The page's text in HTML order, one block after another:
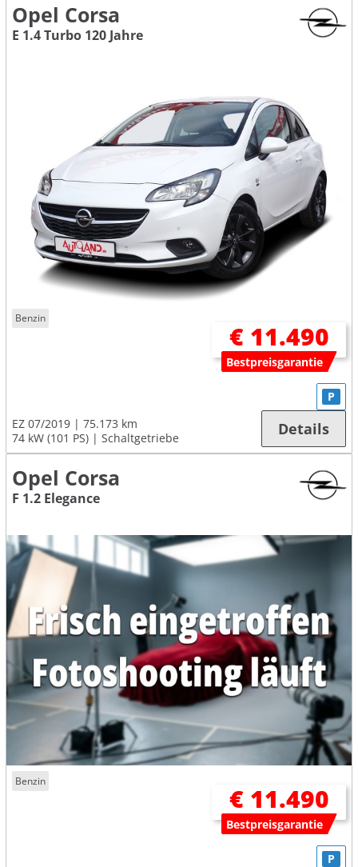
Opel Corsa
E 1.4 Turbo 120 Jahre
Benzin
€ 11.490
Bestpreisgarantie
EZ 07/2019
75.173 km
74 kW (101 PS)
Schaltgetriebe
P
Details
Opel Corsa
F 1.2 Elegance
Benzin
€ 11.490
Bestpreisgarantie
P